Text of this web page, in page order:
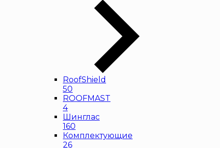
RoofShield
50
ROOFMAST
4
Шинглас
160
Комплектующие
26